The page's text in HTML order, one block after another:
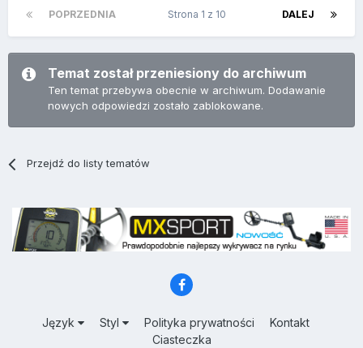
POPRZEDNIA DALEJ
Strona 1 z 10
Temat został przeniesiony do archiwum
Ten temat przebywa obecnie w archiwum. Dodawanie
nowych odpowiedzi zostało zablokowane.
Przejdź do listy tematów
Język Styl Polityka prywatności
Kontakt
Ciasteczka